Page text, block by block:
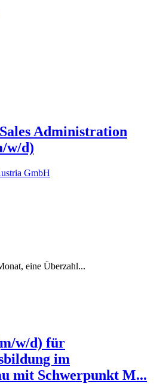
Administration
w/d)
GmbH
eine Überzahl...
w/d) für
im
mit Schwerpunkt M...